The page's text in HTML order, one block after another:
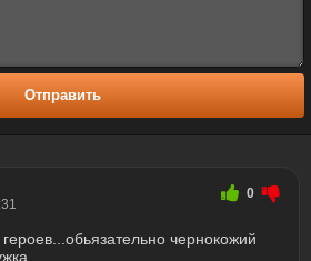
Отправить
0
чернокожий